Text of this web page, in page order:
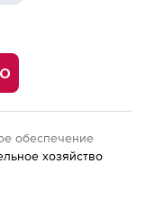
обеспечение
хозяйство